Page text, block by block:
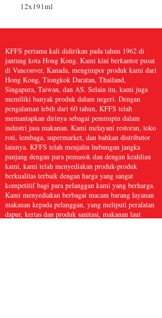
12x191ml
KFFS pertama kali didirikan pada tahun 1962 di
jantung kota Hong Kong. Kami kini berkantor pusat
di Vancouver, Kanada, mengimpor produk kami dari
Hong Kong, Tiongkok Daratan, Thailand,
Singapura, Taiwan, dan AS. Selain itu, kami juga
memiliki banyak produk dalam negeri. Dengan
pengalaman lebih dari 60 tahun, KFFS telah
memantapkan dirinya sebagai pemimpin dalam
industri jasa makanan. Kami melayani restoran, toko
roti, lembaga, supermarket, dan bahkan distributor
lainnya. KFFS telah menjalin hubungan jangka
panjang dengan para pemasok dan dengan keahlian
kami, kami telah menyediakan produk-produk
berkualitas terbaik dengan harga yang sangat
kompetitif bagi para pelanggan kami yang berharga.
Kami menyediakan berbagai macam barang layanan
makanan kepada pelanggan, yang meliputi peralatan
dapur, kertas dan produk sanitasi, makanan laut